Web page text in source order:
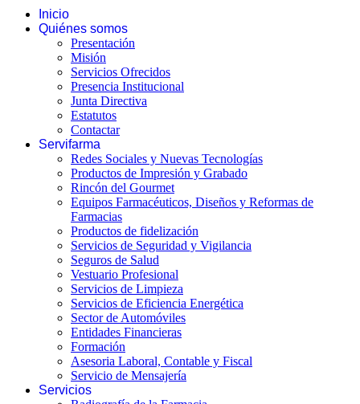
Inicio
Quiénes somos
Presentación
Misión
Servicios Ofrecidos
Presencia Institucional
Junta Directiva
Estatutos
Contactar
Servifarma
Redes Sociales y Nuevas Tecnologías
Productos de Impresión y Grabado
Rincón del Gourmet
Equipos Farmacéuticos, Diseños y Reformas de
Farmacias
Productos de fidelización
Servicios de Seguridad y Vigilancia
Seguros de Salud
Vestuario Profesional
Servicios de Limpieza
Servicios de Eficiencia Energética
Sector de Automóviles
Entidades Financieras
Formación
Asesoria Laboral, Contable y Fiscal
Servicio de Mensajería
Servicios